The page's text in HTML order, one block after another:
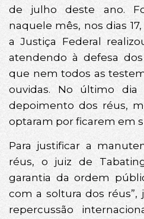
de julho deste ano.
naquele mês, nos dias 17,
a Justiça Federal
atendendo à defesa
que nem todos as
ouvidas. No último
depoimento dos réus,
optaram por ficarem em
Para justificar a
réus, o juiz de
garantia da ordem
com a soltura dos
repercussão